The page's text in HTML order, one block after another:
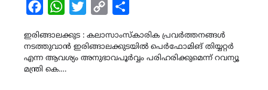
FacebookWhatsAppTwitterCopy
ഇരിങ്ങാലക്കുട : കലാസാംസ്കാരിക പ്രവർത്തനങ്ങൾ
നടത്തുവാൻ ഇരിങ്ങാലക്കുടയിൽ പെർഫോമിങ് തിയ്യറ്റർ
എന്ന ആവശ്യം അനുഭാവപൂർവ്വം പരിഹരിക്കുമെന്ന് റവന്യൂ
മന്ത്രി കെ.…